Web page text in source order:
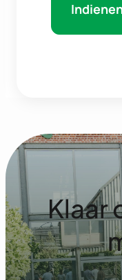
Klaar